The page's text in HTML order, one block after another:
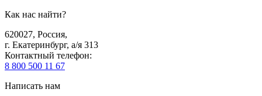
Как нас найти?
620027, Россия,
г. Екатеринбург, а/я 313
Контактный телефон:
8 800 500 11 67
Написать нам